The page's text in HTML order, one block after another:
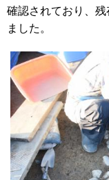
確認されており、
ました。